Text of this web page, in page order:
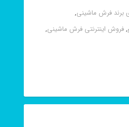
برند فرش ماشینی,
,فروش اینترنتی فرش ماشینی,